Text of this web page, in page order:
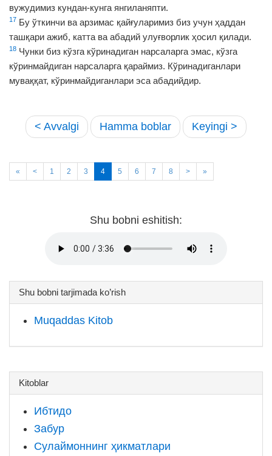
вужудимиз кундан-кунга янгиланяпти.
17 Бу ўткинчи ва арзимас қайғуларимиз биз учун ҳаддан
ташқари ажиб, катта ва абадий улуғворлик ҳосил қилади.
18 Чунки биз кўзга кўринадиган нарсаларга эмас, кўзга
кўринмайдиган нарсаларга қараймиз. Кўринадиганлари
муваққат, кўринмайдиганлари эса абадийдир.
< Avvalgi Hamma boblar Keyingi >
« < 1 2 3 4 5 6 7 8 > »
Shu bobni eshitish:
Shu bobni tarjimada ko’rish
Muqaddas Kitob
Kitoblar
Ибтидо
Забур
Сулаймоннинг ҳикматлари